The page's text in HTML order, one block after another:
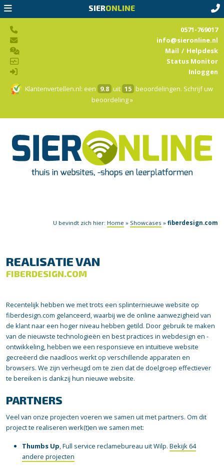
SIERONLINE
Klantenvertellen.nl: een 9.8 uit 15 beoordelingen. Schrijf uw
beoordeling »
0571-769017
info@sieronline.nl
Mail / Helpdesk
Status Monitor
Inloggen
U bevindt zich hier: Home » Showcases » fiberdesign.com
REALISATIE VAN
FIBERDESIGN.COM
Recentelijk hebben we met trots een splinternieuwe website op
fiberdesign.com gelanceerd, waarbij we de online aanwezigheid van
de klant naar een hoger niveau hebben getild. Door gebruik te maken
van de nieuwste technologieën en best practices in webdesign en -
ontwikkeling, hebben we een responsieve en intuïtieve website
gecreëerd die naadloos werkt op verschillende apparaten en
browsers. We zijn verheugd om te zien dat de doelgroep effectiever
te bereiken is dankzij hun nieuwe website.
PARTNERS
Veel van onze projecten voeren we samen uit met partners. Om dit
project te realiseren werk(t)en we samen met:
Thumbs Up, Full service reclamebureau uit Wilp. Bekijk 64
andere projecten